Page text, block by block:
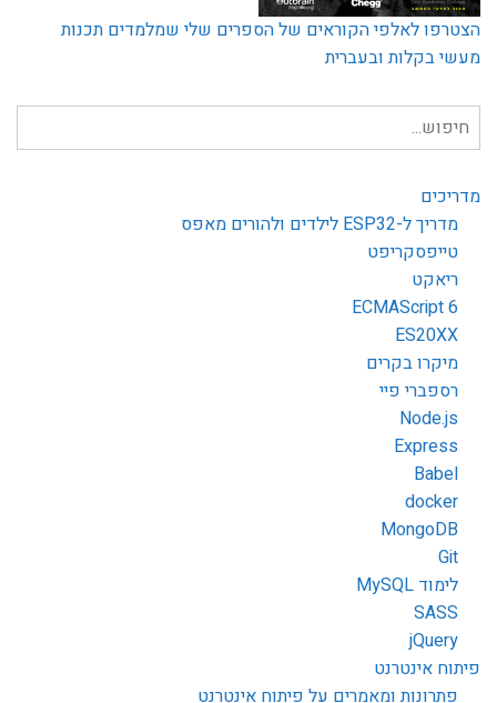
הצטרפו לאלפי הקוראים של הספרים שלי שמלמדים תכנות
מעשי בקלות ובעברית
חיפוש
עבור:
מדריכים
מדריך ל-ESP32 לילדים ולהורים מאפס
טייפסקריפט
ריאקט
ECMAScript 6
ES20XX
מיקרו בקרים
רספברי פיי
Node.js
Express
Babel
docker
MongoDB
Git
לימוד MySQL
SASS
jQuery
פיתוח אינטרנט
פתרונות ומאמרים על פיתוח אינטרנט